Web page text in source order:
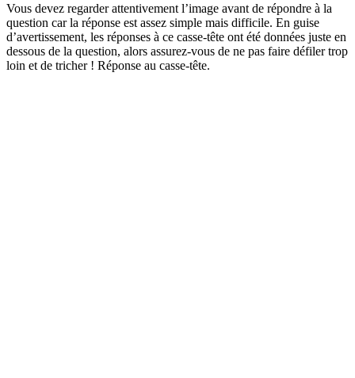
Vous devez regarder attentivement l’image avant de répondre à la
question car la réponse est assez simple mais difficile. En guise
d’avertissement, les réponses à ce casse-tête ont été données juste en
dessous de la question, alors assurez-vous de ne pas faire défiler trop
loin et de tricher ! Réponse au casse-tête.